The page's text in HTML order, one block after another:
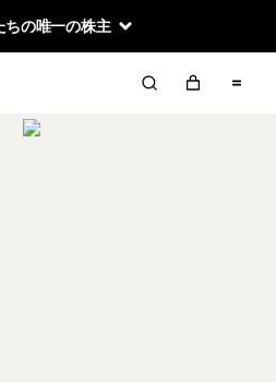
ちの唯一の株主